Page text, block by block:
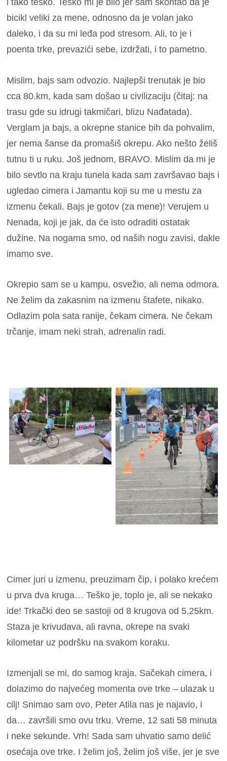
i tako teško. Teško mi je bilo jer sam skontao da je
bicikl veliki za mene, odnosno da je volan jako
daleko, i da su mi leđa pod stresom. Ali, to je i
poenta trke, prevazići sebe, izdržati, i to pametno.
Mislim, bajs sam odvozio. Najlepši trenutak je bio
cca 80.km, kada sam došao u civilizaciju (čitaj: na
trasu gde su idrugi takmičari, blizu Nađatada).
Verglam ja bajs, a okrepne stanice bih da pohvalim,
jer nema šanse da promašiš okrepu. Ako nešto želiš
tutnu ti u ruku. Još jednom, BRAVO. Mislim da mi je
bilo sevtlo na kraju tunela kada sam završavao bajs i
ugledao cimera i Jamantu koji su me u mestu za
izmenu čekali. Bajs je gotov (za mene)! Verujem u
Nenada, koji je jak, da će isto odraditi ostatak
dužine. Na nogama smo, od naših nogu zavisi, dakle
imamo sve.
Okrepio sam se u kampu, osvežio, ali nema odmora.
Ne želim da zakasnim na izmenu štafete, nikako.
Odlazim pola sata ranije, čekam cimera. Ne čekam
trčanje, imam neki strah, adrenalin radi.
Cimer juri u izmenu, preuzimam čip, i polako krećem
u prva dva kruga… Teško je, toplo je, ali se nekako
ide! Trkački deo se sastoji od 8 krugova od 5,25km.
Staza je krivudava, ali ravna, okrepe na svaki
kilometar uz podršku na svakom koraku.
Izmenjali se mi, do samog kraja. Sačekah cimera, i
dolazimo do najvećeg momenta ove trke – ulazak u
cilj! Snimao sam ovo, Peter Atila nas je najavio, i
da… završili smo ovu trku. Vreme, 12 sati 58 minuta
i neke sekunde. Vrh! Sada sam uhvatio samo delić
osećaja ove trke. I želim još, želim još više, jer je sve